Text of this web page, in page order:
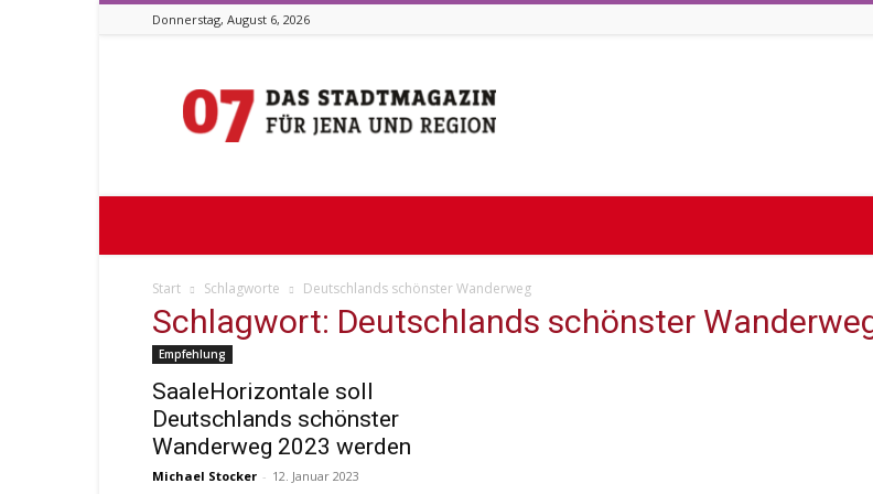
Donnerstag, August 6, 2026
07
Start Schlagworte Deutschlands schönster Wanderweg
Schlagwort: Deutschlands schönster
Empfehlung
SaaleHorizontale soll
Deutschlands schönster
Wanderweg 2023 werden
Michael Stocker - 12. Januar 2023